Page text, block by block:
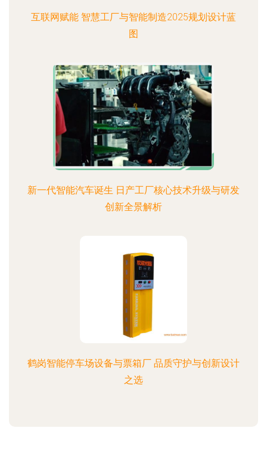
互联网赋能 智慧工厂与智能制造2025规划设计蓝
图
新一代智能汽车诞生 日产工厂核心技术升级与研发
创新全景解析
鹤岗智能停车场设备与票箱厂 品质守护与创新设计
之选